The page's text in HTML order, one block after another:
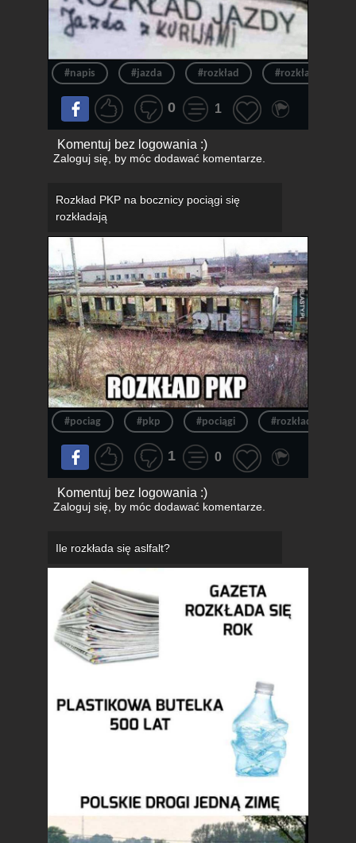
#napis #jazda #rozkład #rozkład jazdy
0 1
Komentuj bez logowania :)
Zaloguj się, by móc dodawać komentarze.
Rozkład PKP na bocznicy pociągi się
rozkładają
#pociag #pkp #pociągi #rozkład
1 0
Komentuj bez logowania :)
Zaloguj się, by móc dodawać komentarze.
Ile rozkłada się aslfalt?